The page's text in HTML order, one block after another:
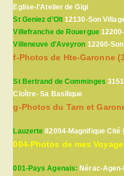
Eglise-l’Atelier de Gigi
St Geniez d’Olt12130-Son
Villefranche de Rouergue
Villeneuve d’Aveyron 12260-
f-Photos de Hte-Garonne
St Bertrand de Comminges
Cloître- Sa Basilique
g-Photos du Tarn et
Lauzerte 82094-Magnifique Cité
004-Photos de mes
001-Pays Agenais: Nérac-